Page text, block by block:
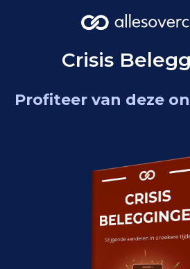
Crisis
Profiteer van deze